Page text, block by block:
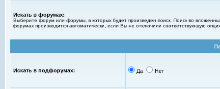
Искать в форумах:
Выберите форум или форумы, в которых будет произведен поиск. Поиск во
форумах производится автоматически, если Вы не отключили соответствующую
Искать в подфорумах: Да Нет